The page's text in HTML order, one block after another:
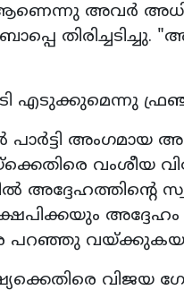
അവർ
തിരിച്ചടിച്ചു.
അംഗമായ
വംശീയ
അദ്ദേഹത്തിന്റെ
വരെ പറഞ്ഞു
വിജയ